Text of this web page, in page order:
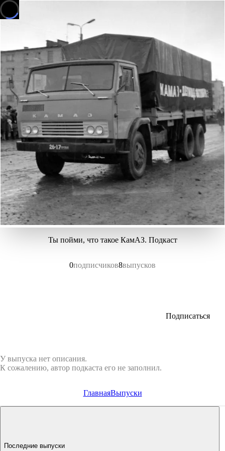
Ты пойми, что такое КамАЗ. Подкаст
0подписчиков8выпусков
Подписаться
У выпуска нет описания.
К сожалению, автор подкаста его не заполнил.
ГлавнаяВыпуски
Последние выпуски